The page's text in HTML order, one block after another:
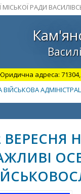
РАДИ
адреса: 71304,
ВЕРЕСНЯ